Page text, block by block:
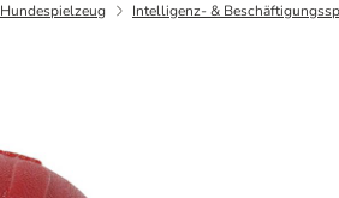
Hundespielzeug Intelligenz- &